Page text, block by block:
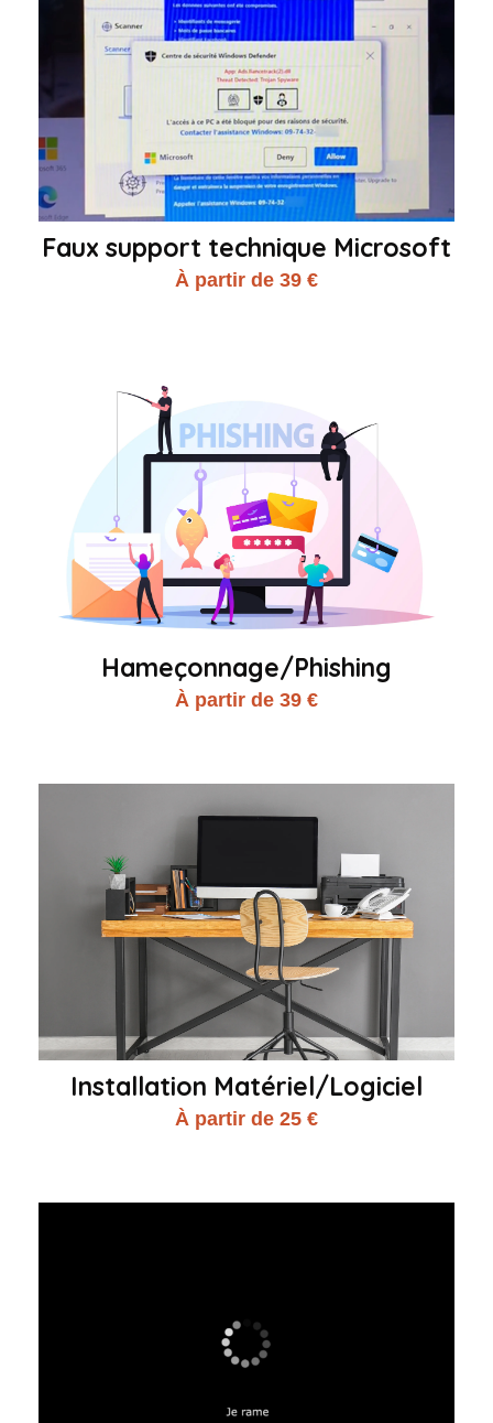
Faux support technique Microsoft
À partir de 39 €
Hameçonnage/Phishing
À partir de 39 €
Installation Matériel/Logiciel
À partir de 25 €